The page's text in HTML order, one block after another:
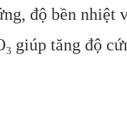
độ bền nhiệt
giúp tăng độ